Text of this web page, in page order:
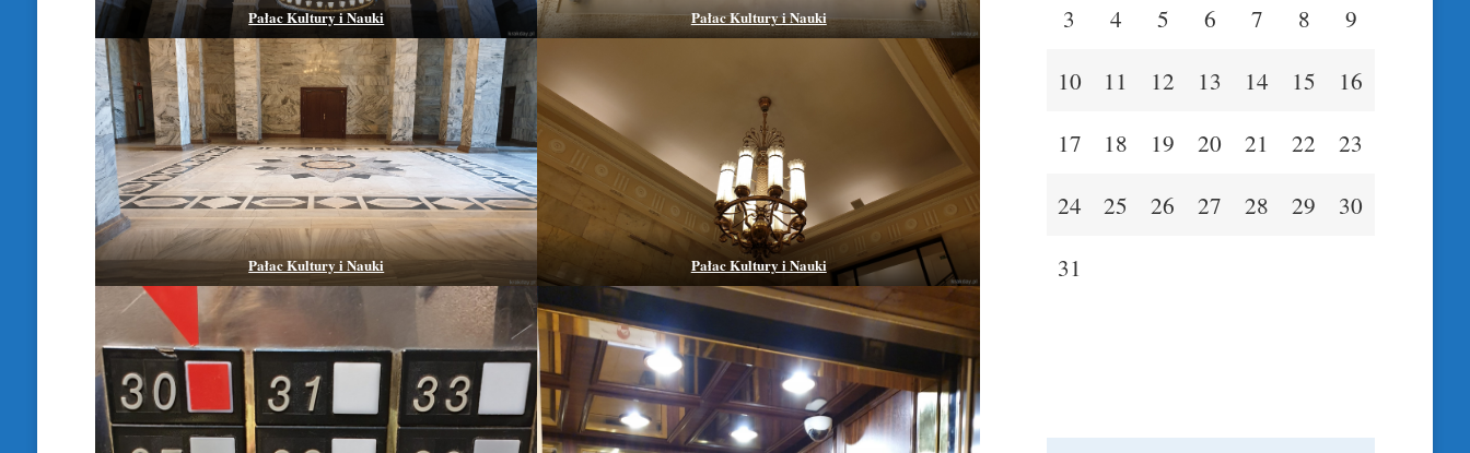
Pałac Kultury i Nauki Pałac Kultury i Nauki
Pałac Kultury i Nauki Pałac Kultury i Nauki
3
4 5 6 7 8
9
10
11 12 13 14 15
16
17
18 19 20 21 22
23
24
25 26 27 28 29
30
31